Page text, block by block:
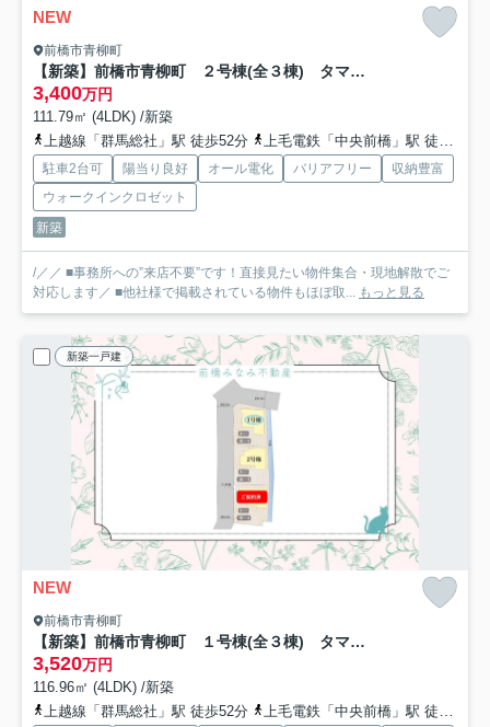
NEW
前橋市青柳町
【新築】前橋市青柳町 ２号棟(全３棟) タマタウン 新築建売分譲
3,400万円
111.79㎡ (4LDK) /新築
上越線「群馬総社」駅 徒歩52分
上毛電鉄「中央前橋」駅 徒歩55分
駐車2台可 陽当り良好 オール電化 バリアフリー
収納豊富
ウォークインクロゼット
新築
/／／ ■事務所への”来店不要”です！直接見たい物件集合・現地解散でご
対応します／ ■他社様で掲載されている物件もほぼ取... もっと見る
新築一戸建
NEW
前橋市青柳町
【新築】前橋市青柳町 １号棟(全３棟) タマタウン 新築建売分譲
3,520万円
116.96㎡ (4LDK) /新築
上越線「群馬総社」駅 徒歩52分
上毛電鉄「中央前橋」駅 徒歩55分